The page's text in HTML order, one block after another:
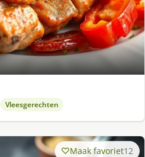
Vleesgerechten
Maak favoriet12